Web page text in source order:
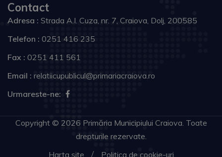
Contact
Adresa : Strada A.I. Cuza, nr. 7, Craiova, Dolj, 200585
Telefon : 0251 416 235
Fax : 0251 411 561
Email : relatiicupublicul@primariacraiova.ro
Urmareste-ne:
Copyright © 2026 Primăria Municipiului Craiova. Toate
drepturile rezervate.
Harta site
Politica de cookie-uri